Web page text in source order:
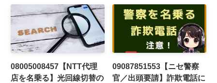
08005008457【NTT代理
店を名乗る】光回線切替の
09087851553【ニセ警察
官／出頭要請】詐欺電話に